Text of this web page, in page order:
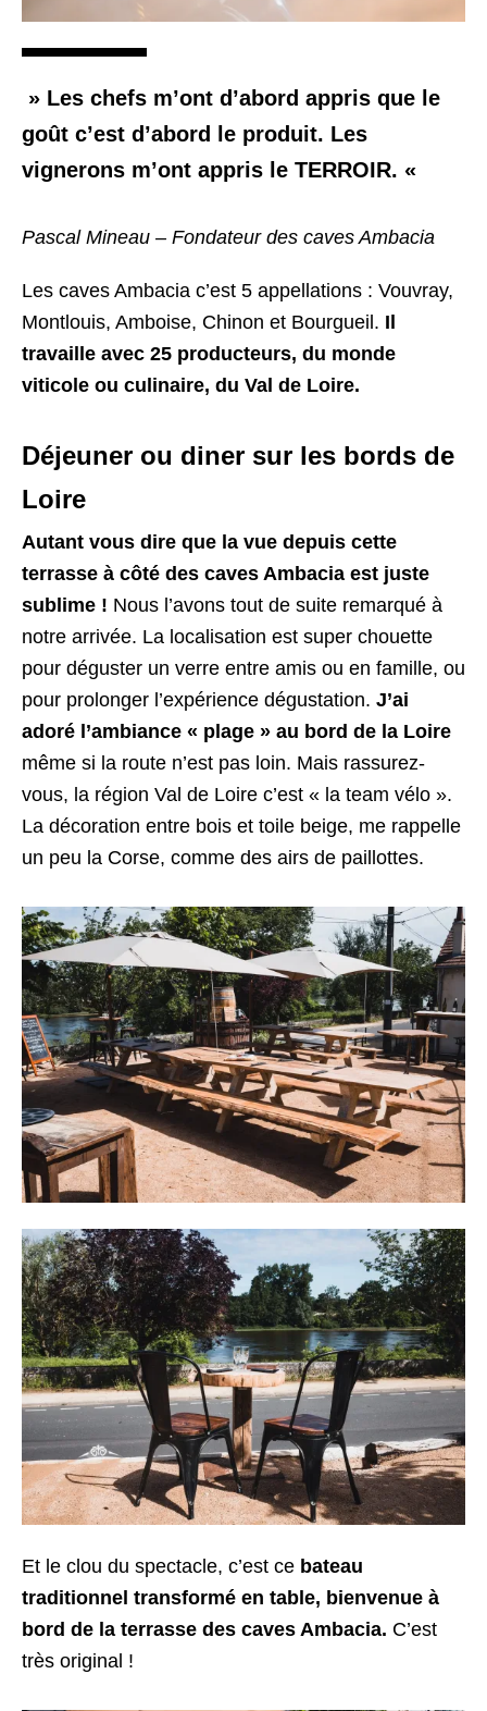
» Les chefs m’ont d’abord appris que le
goût c’est d’abord le produit. Les
vignerons m’ont appris le TERROIR. «
Pascal Mineau – Fondateur des caves Ambacia
Les caves Ambacia c’est 5 appellations : Vouvray,
Montlouis, Amboise, Chinon et Bourgueil. Il
travaille avec 25 producteurs, du monde
viticole ou culinaire, du Val de Loire.
Déjeuner ou diner sur les bords de
Loire
Autant vous dire que la vue depuis cette
terrasse à côté des caves Ambacia est juste
sublime ! Nous l’avons tout de suite remarqué à
notre arrivée. La localisation est super chouette
pour déguster un verre entre amis ou en famille, ou
pour prolonger l’expérience dégustation. J’ai
adoré l’ambiance « plage » au bord de la Loire
même si la route n’est pas loin. Mais rassurez-
vous, la région Val de Loire c’est « la team vélo ».
La décoration entre bois et toile beige, me rappelle
un peu la Corse, comme des airs de paillottes.
Et le clou du spectacle, c’est ce bateau
traditionnel transformé en table, bienvenue à
bord de la terrasse des caves Ambacia. C’est
très original !